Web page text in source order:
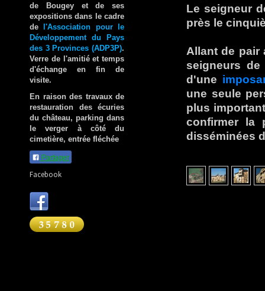
de Bougey et de ses
expositions dans le cadre
de
l'Association pour le
Développement du Pays
des 3 Provinces (ADP3P).
Verre de l'amitié et temps
d'échange en fin de
visite.
En raison des travaux de
restauration des écuries
du château, parking dans
le verger à côté du
cimetière, entrée fléchée
Partager
Facebook
Le seigneur
près le
Allant de pair
seigneurs
d'une
une seule
plus
confirmer la
disséminées